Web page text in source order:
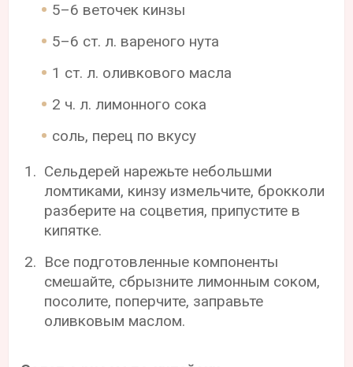
5–6 веточек кинзы
5–6 ст. л. вареного нута
1 ст. л. оливкового масла
2 ч. л. лимонного сока
соль, перец по вкусу
Сельдерей нарежьте небольшми
ломтиками, кинзу измельчите, брокколи
разберите на соцветия, припустите в
кипятке.
Все подготовленные компоненты
смешайте, сбрызните лимонным соком,
посолите, поперчите, заправьте
оливковым маслом.